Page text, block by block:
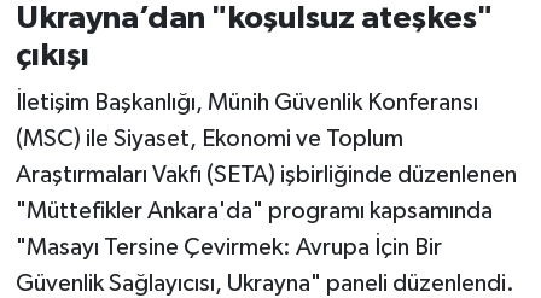
Ukrayna’dan "koşulsuz ateşkes"
çıkışı
İletişim Başkanlığı, Münih Güvenlik Konferansı
(MSC) ile Siyaset, Ekonomi ve Toplum
Araştırmaları Vakfı (SETA) işbirliğinde düzenlenen
"Müttefikler Ankara'da" programı kapsamında
"Masayı Tersine Çevirmek: Avrupa İçin Bir
Güvenlik Sağlayıcısı, Ukrayna" paneli düzenlendi.